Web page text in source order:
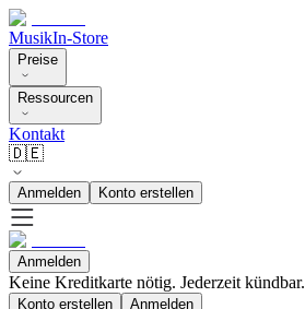
MusikIn-Store
Preise
Ressourcen
Kontakt
🇩🇪
Anmelden Konto erstellen
Anmelden
Keine Kreditkarte nötig. Jederzeit kündbar.
Konto erstellen Anmelden